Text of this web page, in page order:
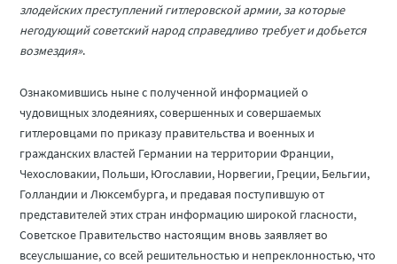
злодейских преступлений гитлеровской армии, за которые
негодующий советский народ справедливо требует и добьется
возмездия».
Ознакомившись ныне с полученной информацией о
чудовищных злодеяниях, совершенных и совершаемых
гитлеровцами по приказу правительства и военных и
гражданских властей Германии на территории Франции,
Чехословакии, Польши, Югославии, Норвегии, Греции, Бельгии,
Голландии и Люксембурга, и предавая поступившую от
представителей этих стран информацию широкой гласности,
Советское Правительство настоящим вновь заявляет во
всеуслышание, со всей решительностью и непреклонностью, что